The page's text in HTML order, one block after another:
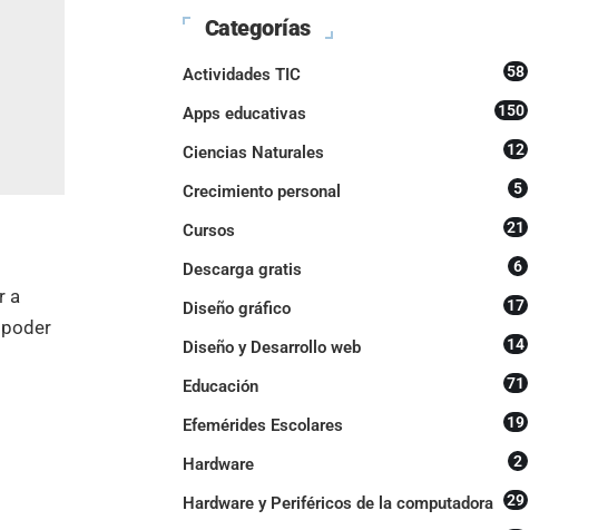
a
Categorías
Actividades TIC 58
Apps educativas 150
Ciencias Naturales 12
Crecimiento personal 5
Cursos 21
Descarga gratis 6
Diseño gráfico 17
Diseño y Desarrollo web 14
Educación 71
Efemérides Escolares 19
Hardware 2
Hardware y Periféricos de la computadora 29